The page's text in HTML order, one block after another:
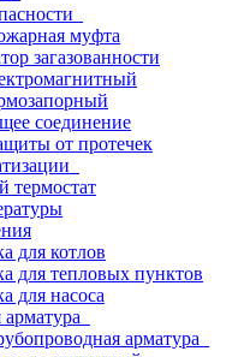
муфта
загазованности
соединение
от протечек
термостат
для котлов
для тепловых пунктов
для насоса
арматура